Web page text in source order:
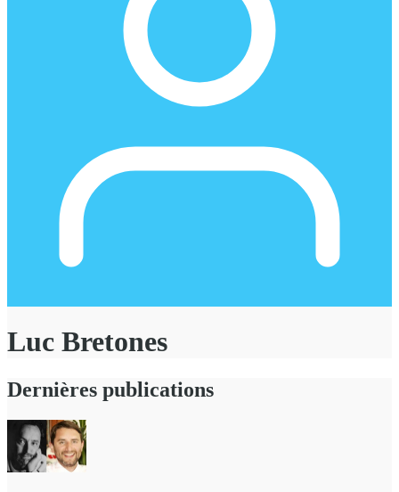
Luc Bretones
Dernières publications